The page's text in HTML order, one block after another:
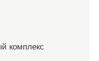
комплекс